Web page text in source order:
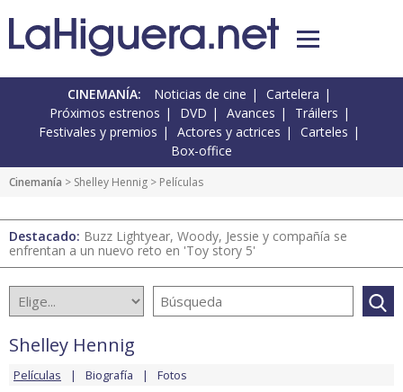
CINEMANÍA: Noticias de cine
Cartelera
Próximos estrenos
DVD Avances
Tráilers
Festivales y premios
Actores y actrices
Carteles
Box-office
Cinemanía > Shelley Hennig > Películas
Destacado: Buzz Lightyear, Woody, Jessie y compañía se
enfrentan a un nuevo reto en 'Toy story 5'
Shelley Hennig
Películas Biografía Fotos